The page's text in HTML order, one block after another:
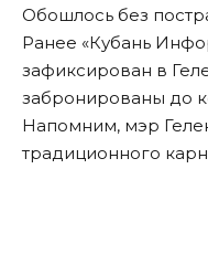
Обошлось без
Ранее «Кубань
зафиксирован в
забронированы до
Напомним, мэр
традиционного